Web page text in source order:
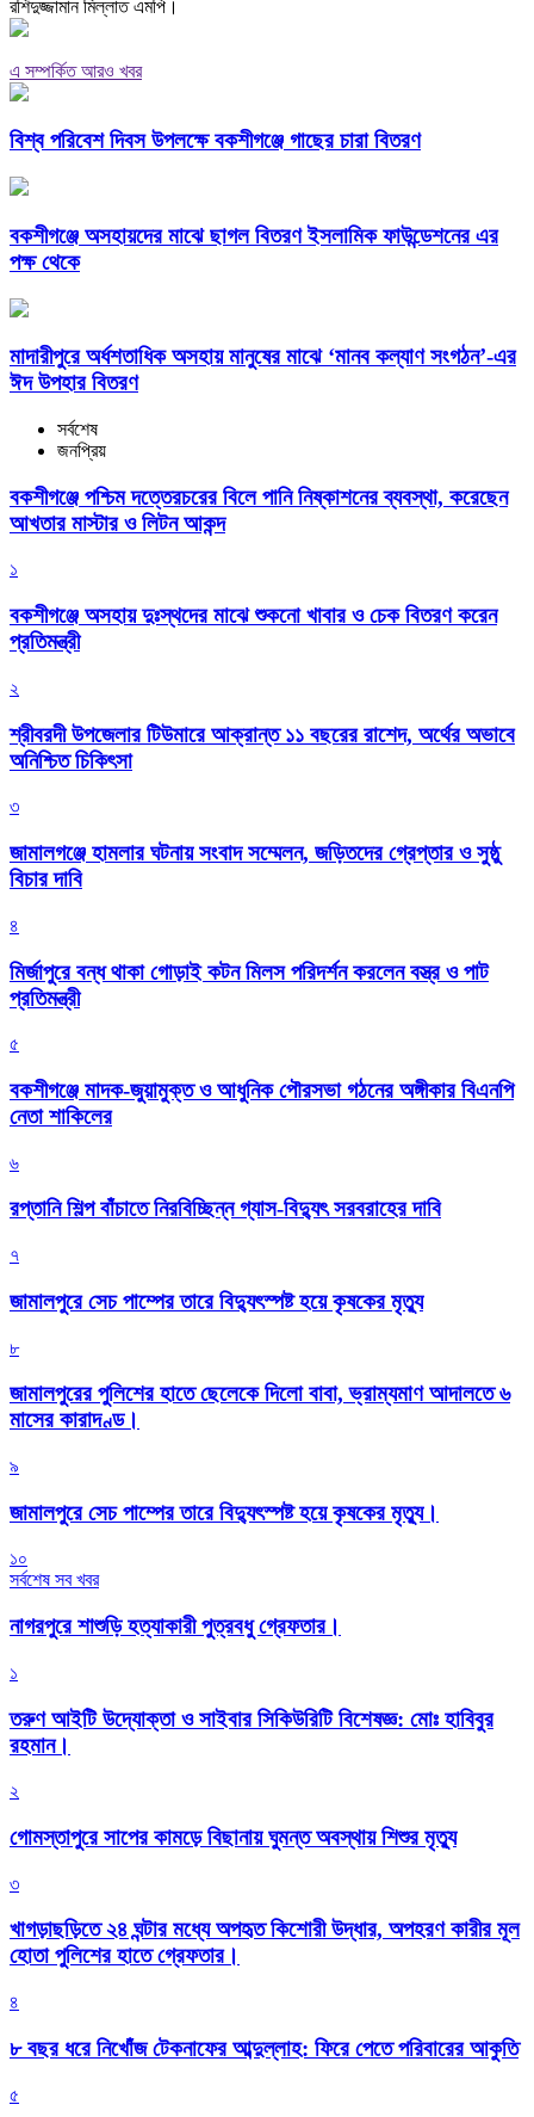
রশিদুজ্জামান মিল্লাত এমপি।
এ সম্পর্কিত আরও খবর
বিশ্ব পরিবেশ দিবস উপলক্ষে বকশীগঞ্জে গাছের চারা বিতরণ
বকশীগঞ্জে অসহায়দের মাঝে ছাগল বিতরণ ইসলামিক ফাউন্ডেশনের এর
পক্ষ থেকে
মাদারীপুরে অর্ধশতাধিক অসহায় মানুষের মাঝে ‘মানব কল্যাণ সংগঠন’-এর
ঈদ উপহার বিতরণ
সর্বশেষ
জনপ্রিয়
বকশীগঞ্জে পশ্চিম দত্তেরচরের বিলে পানি নিষ্কাশনের ব্যবস্থা, করেছেন
আখতার মাস্টার ও লিটন আকন্দ
১
বকশীগঞ্জে অসহায় দুঃস্থদের মাঝে শুকনো খাবার ও চেক বিতরণ করেন
প্রতিমন্ত্রী
২
শ্রীবরদী উপজেলার টিউমারে আক্রান্ত ১১ বছরের রাশেদ, অর্থের অভাবে
অনিশ্চিত চিকিৎসা
৩
জামালগঞ্জে হামলার ঘটনায় সংবাদ সম্মেলন, জড়িতদের গ্রেপ্তার ও সুষ্ঠু
বিচার দাবি
৪
মির্জাপুরে বন্ধ থাকা গোড়াই কটন মিলস পরিদর্শন করলেন বস্ত্র ও পাট
প্রতিমন্ত্রী
৫
বকশীগঞ্জে মাদক-জুয়ামুক্ত ও আধুনিক পৌরসভা গঠনের অঙ্গীকার বিএনপি
নেতা শাকিলের
৬
রপ্তানি শিল্প বাঁচাতে নিরবিচ্ছিন্ন গ্যাস-বিদ্যুৎ সরবরাহের দাবি
৭
জামালপুরে সেচ পাম্পের তারে বিদ্যুৎস্পষ্ট হয়ে কৃষকের মৃত্যু
৮
জামালপুরের পুলিশের হাতে ছেলেকে দিলো বাবা, ভ্রাম্যমাণ আদালতে ৬
মাসের কারাদণ্ড।
৯
জামালপুরে সেচ পাম্পের তারে বিদ্যুৎস্পষ্ট হয়ে কৃষকের মৃত্যু।
১০
সর্বশেষ সব খবর
নাগরপুরে শাশুড়ি হত্যাকারী পুত্রবধু গ্রেফতার।
১
তরুণ আইটি উদ্যোক্তা ও সাইবার সিকিউরিটি বিশেষজ্ঞ: মোঃ হাবিবুর
রহমান।
২
গোমস্তাপুরে সাপের কামড়ে বিছানায় ঘুমন্ত অবস্থায় শিশুর মৃত্যু
৩
খাগড়াছড়িতে ২৪ ঘন্টার মধ্যে অপহৃত কিশোরী উদ্ধার, অপহরণ কারীর মূল
হোতা পুলিশের হাতে গ্রেফতার।
৪
৮ বছর ধরে নিখোঁজ টেকনাফের আব্দুল্লাহ: ফিরে পেতে পরিবারের আকুতি
৫